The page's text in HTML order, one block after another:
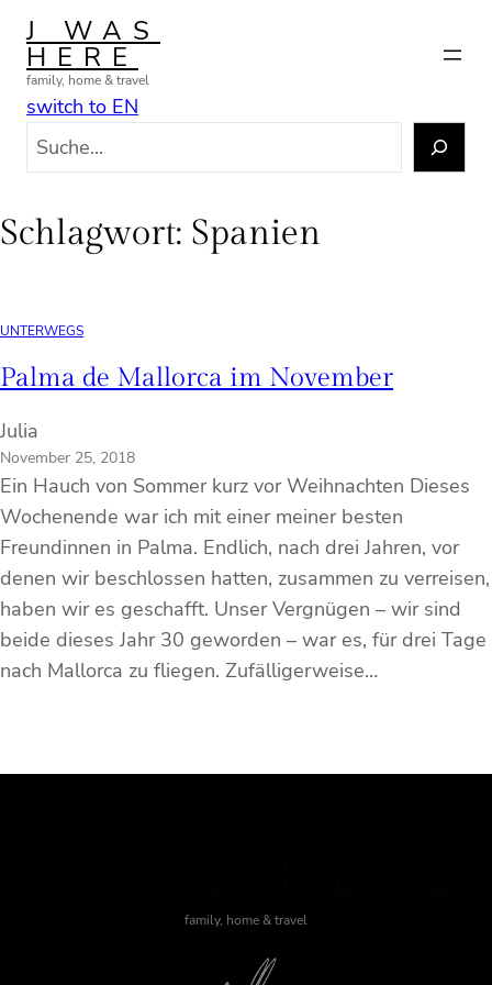
Zum
Inhalt
springen
J WAS
HERE
family, home & travel
switch to EN
h
e
Schlagwort: Spanien
UNTERWEGS
Palma de Mallorca im November
Julia
November 25, 2018
Ein Hauch von Sommer kurz vor Weihnachten Dieses
Wochenende war ich mit einer meiner besten
Freundinnen in Palma. Endlich, nach drei Jahren, vor
denen wir beschlossen hatten, zusammen zu verreisen,
haben wir es geschafft. Unser Vergnügen – wir sind
beide dieses Jahr 30 geworden – war es, für drei Tage
nach Mallorca zu fliegen. Zufälligerweise…
family, home & travel